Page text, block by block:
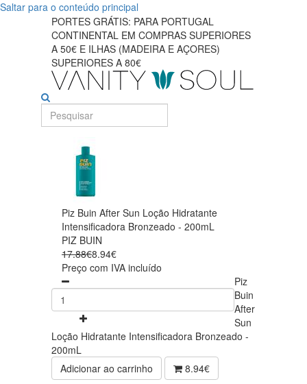
Saltar para o conteúdo principal
PORTES GRÁTIS: PARA PORTUGAL
CONTINENTAL EM COMPRAS SUPERIORES
A 50€ E ILHAS (MADEIRA E AÇORES)
SUPERIORES A 80€
Piz Buin After Sun Loção Hidratante
Intensificadora Bronzeado - 200mL
PIZ BUIN
17.88€8.94€
Preço com IVA incluído
Piz
Buin
After
Sun
Loção Hidratante Intensificadora Bronzeado -
200mL
Adicionar ao carrinho
8.94€